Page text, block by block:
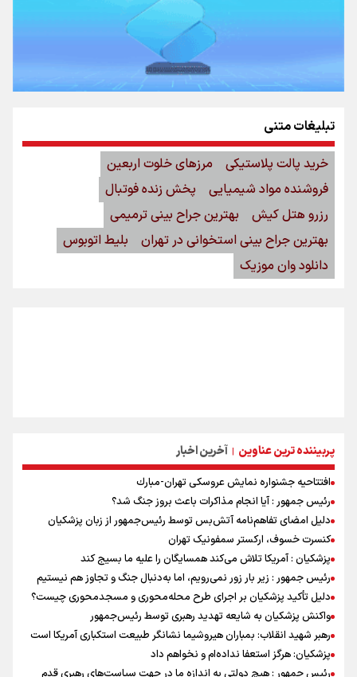
پربیننده ترین عناوین | آخرین اخبار
افتتاحیه جشنواره نمايش عروسكى تهران-مبارك
رئیس جمهور : آیا انجام مذاکرات باعث بروز جنگ شد؟
دلیل امضای تفاهم‌نامه آتش‌بس توسط رئیس‌جمهور از زبان پزشکیان
کنسرت خسوف، ارکستر سمفونیک تهران
پزشکیان : آمریکا تلاش می‌کند همسایگان را علیه ما بسیج کند
رئیس جمهور : زیر بار زور نمی‌رویم، اما به‌دنبال جنگ و تجاوز هم نیستیم
دلیل تأکید پزشکیان بر اجرای طرح محله‌محوری و مسجدمحوری چیست؟
واکنش پزشکیان به شایعه تهدید رهبری توسط رئیس‌جمهور
رهبر شهید انقلاب: بمباران هیروشیما نشانگر طبیعت استکباری آمریکا است
پزشکیان: هرگز استعفا نداده‌ام و نخواهم داد
تبلیغات متنی
خرید پالت پلاستیکی
مرزهای خلوت اربعین
فروشنده مواد شیمیایی
پخش زنده فوتبال
رزرو هتل کیش
بهترین جراح بینی ترمیمی
بهترین جراح بینی استخوانی در تهران
بلیط اتوبوس
دانلود وان موزیک